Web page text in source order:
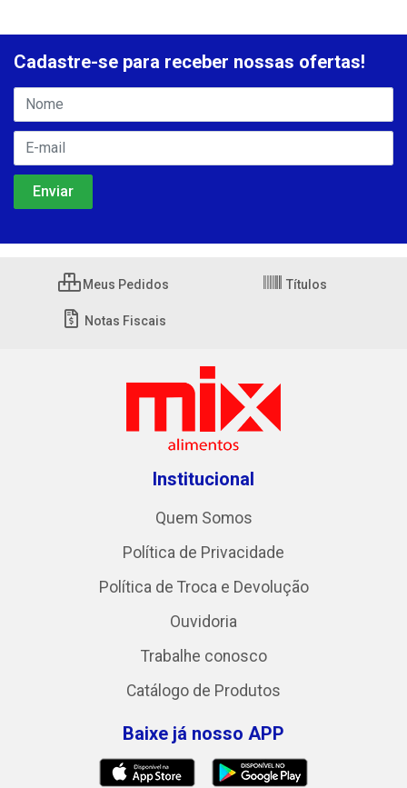
Cadastre-se para receber nossas ofertas!
Meus Pedidos Títulos
Notas Fiscais
Institucional
Quem Somos
Política de Privacidade
Política de Troca e Devolução
Ouvidoria
Trabalhe conosco
Catálogo de Produtos
Baixe já nosso APP